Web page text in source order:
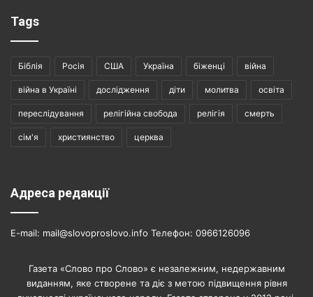
Tags
Біблія Росія США Україна біженці війна
війна в Україні дослідження діти молитва освіта
переслідування релігійна свобода релігія смерть
сім'я християнство церква
Адреса редакції
E-mail: mail@slovoproslovo.info Телефон: 0966126096
Газета «Слово про Слово» є незалежним, недержавним
виданням, яке створене та діє з метою підвищення рівня